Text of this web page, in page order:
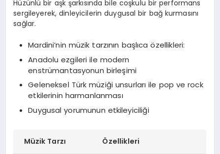
Hüzünlü bir aşk şarkısında bile coşkulu bir performans
sergileyerek, dinleyicilerin duygusal bir bağ kurmasını
sağlar.
Mardini’nin müzik tarzının başlıca özellikleri:
Anadolu ezgileri ile modern
enstrümantasyonun birleşimi
Geleneksel Türk müziği unsurları ile pop ve rock
etkilerinin harmanlanması
Duygusal yorumunun etkileyiciliği
Müzik Tarzı Özellikleri